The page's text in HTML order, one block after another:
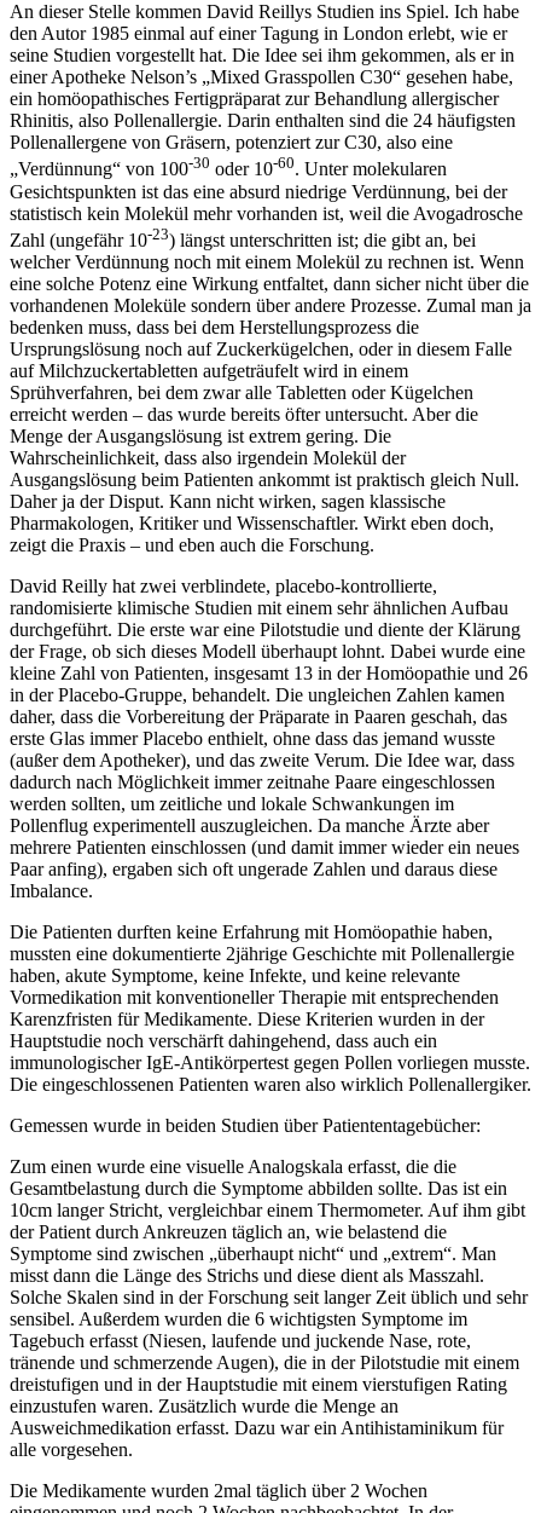
An dieser Stelle kommen David Reillys Studien ins Spiel. Ich habe
den Autor 1985 einmal auf einer Tagung in London erlebt, wie er
seine Studien vorgestellt hat. Die Idee sei ihm gekommen, als er in
einer Apotheke Nelson’s „Mixed Grasspollen C30“ gesehen habe,
ein homöopathisches Fertigpräparat zur Behandlung allergischer
Rhinitis, also Pollenallergie. Darin enthalten sind die 24 häufigsten
Pollenallergene von Gräsern, potenziert zur C30, also eine
„Verdünnung“ von 100-30 oder 10-60. Unter molekularen
Gesichtspunkten ist das eine absurd niedrige Verdünnung, bei der
statistisch kein Molekül mehr vorhanden ist, weil die Avogadrosche
Zahl (ungefähr 10-23) längst unterschritten ist; die gibt an, bei
welcher Verdünnung noch mit einem Molekül zu rechnen ist. Wenn
eine solche Potenz eine Wirkung entfaltet, dann sicher nicht über die
vorhandenen Moleküle sondern über andere Prozesse. Zumal man ja
bedenken muss, dass bei dem Herstellungsprozess die
Ursprungslösung noch auf Zuckerkügelchen, oder in diesem Falle
auf Milchzuckertabletten aufgeträufelt wird in einem
Sprühverfahren, bei dem zwar alle Tabletten oder Kügelchen
erreicht werden – das wurde bereits öfter untersucht. Aber die
Menge der Ausgangslösung ist extrem gering. Die
Wahrscheinlichkeit, dass also irgendein Molekül der
Ausgangslösung beim Patienten ankommt ist praktisch gleich Null.
Daher ja der Disput. Kann nicht wirken, sagen klassische
Pharmakologen, Kritiker und Wissenschaftler. Wirkt eben doch,
zeigt die Praxis – und eben auch die Forschung.
David Reilly hat zwei verblindete, placebo-kontrollierte,
randomisierte klimische Studien mit einem sehr ähnlichen Aufbau
durchgeführt. Die erste war eine Pilotstudie und diente der Klärung
der Frage, ob sich dieses Modell überhaupt lohnt. Dabei wurde eine
kleine Zahl von Patienten, insgesamt 13 in der Homöopathie und 26
in der Placebo-Gruppe, behandelt. Die ungleichen Zahlen kamen
daher, dass die Vorbereitung der Präparate in Paaren geschah, das
erste Glas immer Placebo enthielt, ohne dass das jemand wusste
(außer dem Apotheker), und das zweite Verum. Die Idee war, dass
dadurch nach Möglichkeit immer zeitnahe Paare eingeschlossen
werden sollten, um zeitliche und lokale Schwankungen im
Pollenflug experimentell auszugleichen. Da manche Ärzte aber
mehrere Patienten einschlossen (und damit immer wieder ein neues
Paar anfing), ergaben sich oft ungerade Zahlen und daraus diese
Imbalance.
Die Patienten durften keine Erfahrung mit Homöopathie haben,
mussten eine dokumentierte 2jährige Geschichte mit Pollenallergie
haben, akute Symptome, keine Infekte, und keine relevante
Vormedikation mit konventioneller Therapie mit entsprechenden
Karenzfristen für Medikamente. Diese Kriterien wurden in der
Hauptstudie noch verschärft dahingehend, dass auch ein
immunologischer IgE-Antikörpertest gegen Pollen vorliegen musste.
Die eingeschlossenen Patienten waren also wirklich Pollenallergiker.
Gemessen wurde in beiden Studien über Patiententagebücher:
Zum einen wurde eine visuelle Analogskala erfasst, die die
Gesamtbelastung durch die Symptome abbilden sollte. Das ist ein
10cm langer Stricht, vergleichbar einem Thermometer. Auf ihm gibt
der Patient durch Ankreuzen täglich an, wie belastend die
Symptome sind zwischen „überhaupt nicht“ und „extrem“. Man
misst dann die Länge des Strichs und diese dient als Masszahl.
Solche Skalen sind in der Forschung seit langer Zeit üblich und sehr
sensibel. Außerdem wurden die 6 wichtigsten Symptome im
Tagebuch erfasst (Niesen, laufende und juckende Nase, rote,
tränende und schmerzende Augen), die in der Pilotstudie mit einem
dreistufigen und in der Hauptstudie mit einem vierstufigen Rating
einzustufen waren. Zusätzlich wurde die Menge an
Ausweichmedikation erfasst. Dazu war ein Antihistaminikum für
alle vorgesehen.
Die Medikamente wurden 2mal täglich über 2 Wochen